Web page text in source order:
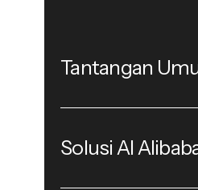
Tantangan
Solusi AI